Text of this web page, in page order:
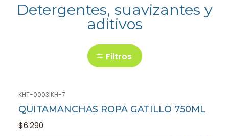
Detergentes, suavizantes y
aditivos
Filtros
KHT-0003|KH-7
QUITAMANCHAS ROPA GATILLO 750ML
$6.290